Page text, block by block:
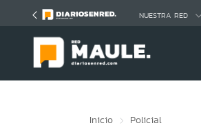
NUESTRA RED
Inicio Policial